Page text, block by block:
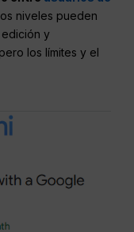
niveles pueden
edición y
los límites y el